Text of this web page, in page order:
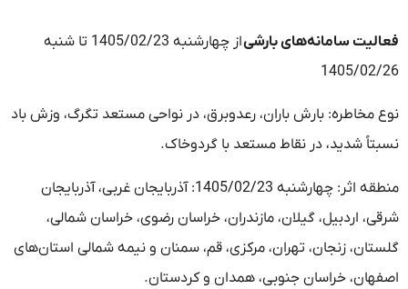
فعالیت سامانه‌های بارشی
از چهارشنبه 1405/02/23 تا شنبه
1405/02/26
نوع مخاطره: بارش باران، رعدوبرق، در نواحی مستعد تگرگ، وزش باد
نسبتاً شدید، در نقاط مستعد با گردوخاک.
منطقه اثر: چهارشنبه 1405/02/23: آذربایجان غربی، آذربایجان
شرقی، اردبیل، گیلان، مازندران، خراسان رضوی، خراسان شمالی،
گلستان، زنجان، تهران، مرکزی، قم، سمنان و نیمه شمالی استان‌های
اصفهان، خراسان جنوبی، همدان و کردستان.